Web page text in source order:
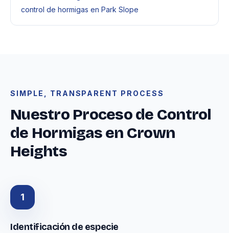
control de hormigas en Park Slope
SIMPLE, TRANSPARENT PROCESS
Nuestro Proceso de Control
de Hormigas en Crown
Heights
1
Identificación de especie